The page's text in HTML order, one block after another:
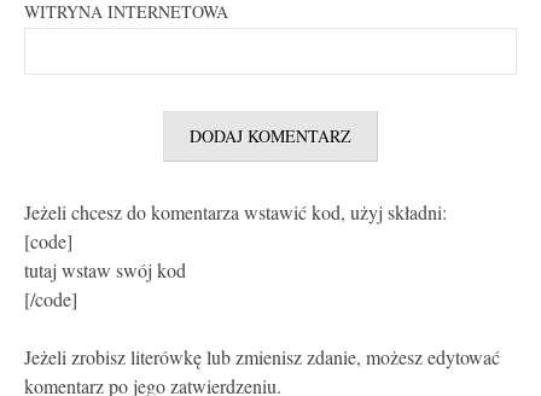
WITRYNA INTERNETOWA
Jeżeli chcesz do komentarza wstawić kod, użyj składni:
[code]
tutaj wstaw swój kod
[/code]
Jeżeli zrobisz literówkę lub zmienisz zdanie, możesz edytować
komentarz po jego zatwierdzeniu.